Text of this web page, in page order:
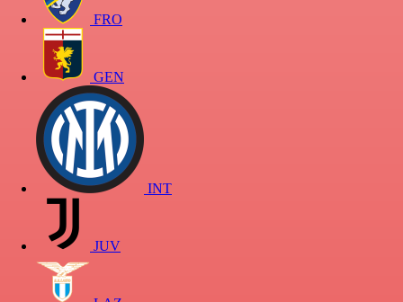
FRO
GEN
INT
JUV